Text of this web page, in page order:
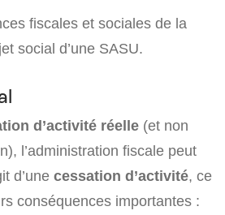
fiscales et sociales de la
social d’une SASU.
d’activité réelle (et non
l’administration fiscale peut
d’une cessation d’activité, ce
conséquences importantes :